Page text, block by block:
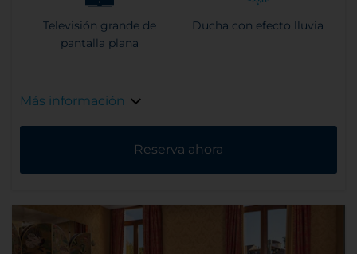
Televisión grande de
pantalla plana
Ducha con efecto lluvia
Más información
Reserva ahora